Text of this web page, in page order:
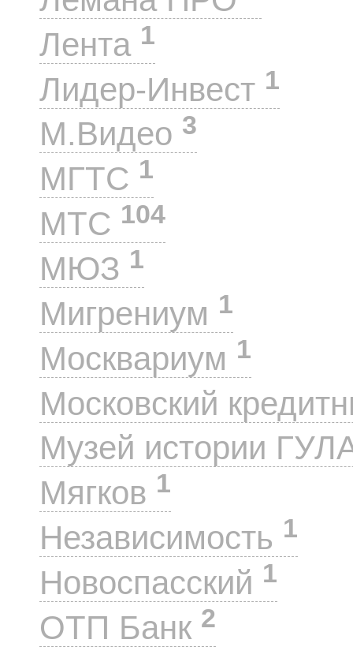
Лента 1
Лидер-Инвест 1
М.Видео 3
МГТС 1
МТС 104
МЮЗ 1
Мигрениум 1
Москвариум 1
Московский
Музей истории
Мягков 1
Независимость 1
Новоспасский 1
ОТП Банк 2